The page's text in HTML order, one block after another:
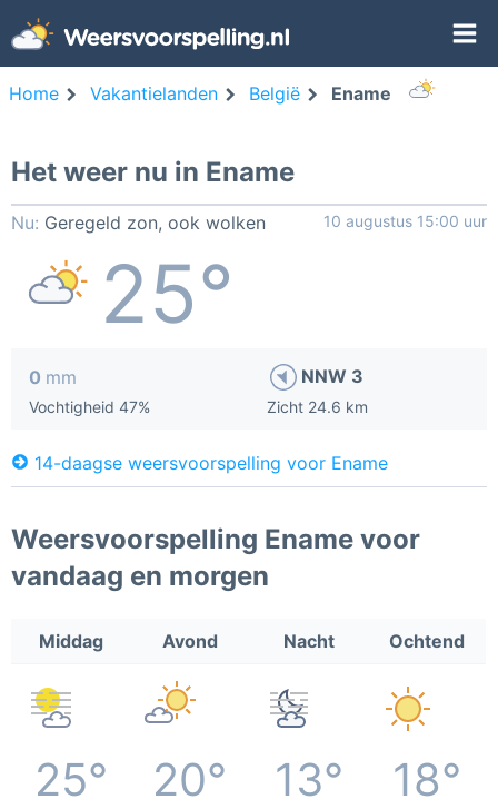
Home Vakantielanden België Ename
Het weer nu in Ename
Nu: Geregeld zon, ook wolken 10 augustus 15:00 uur
25°
0 mm
Vochtigheid 47%
NNW 3
Zicht 24.6 km
14-daagse weersvoorspelling voor Ename
Weersvoorspelling Ename voor
vandaag en morgen
Middag Avond Nacht Ochtend
25° 20° 13° 18°